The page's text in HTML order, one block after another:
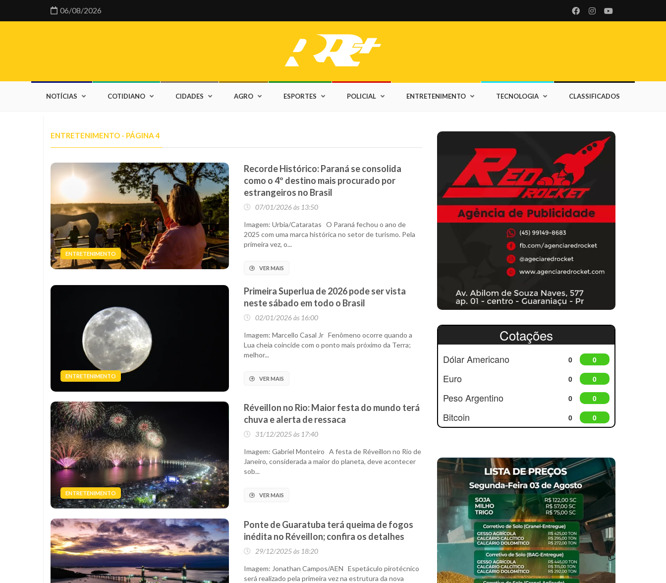
06/08/2026
NOTÍCIAS COTIDIANO CIDADES AGRO ESPORTES POLICIAL ENTRETENIMENTO TECNOLOGIA CLASSIFICADOS
ENTRETENIMENTO - PÁGINA 4
ENTRETENIMENTO
Recorde Histórico: Paraná se consolida
como o 4º destino mais procurado por
estrangeiros no Brasil
07/01/2026 às 13:50
Imagem: Urbia/Cataratas O Paraná fechou o ano de
2025 com uma marca histórica no setor de turismo. Pela
primeira vez, o...
VER MAIS
ENTRETENIMENTO
Primeira Superlua de 2026 pode ser vista
neste sábado em todo o Brasil
02/01/2026 às 16:00
Imagem: Marcello Casal Jr Fenômeno ocorre quando a
Lua cheia coincide com o ponto mais próximo da Terra;
melhor...
VER MAIS
ENTRETENIMENTO
Réveillon no Rio: Maior festa do mundo terá
chuva e alerta de ressaca
31/12/2025 às 17:40
Imagem: Gabriel Monteiro A festa de Réveillon no Rio de
Janeiro, considerada a maior do planeta, deve acontecer
sob...
VER MAIS
Ponte de Guaratuba terá queima de fogos
inédita no Réveillon; confira os detalhes
29/12/2025 às 18:20
Imagem: Jonathan Campos/AEN Espetáculo pirotécnico
será realizado pela primeira vez na estrutura da nova
Cotações
Dólar Americano 0 0
Euro 0 0
Peso Argentino 0 0
Bitcoin 0 0